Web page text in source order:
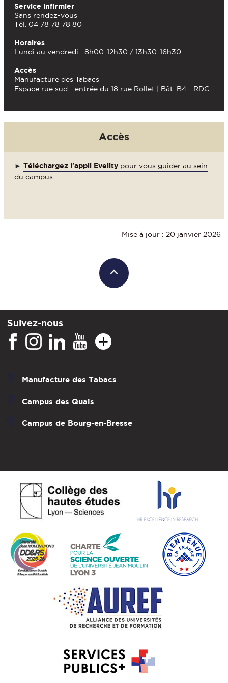
Service infirmier
Sans rendez-vous
Tél. 04 78 78 78 80
Horaires
Lundi au vendredi : 8h00-12h30 / 13h30-16h30
Accès
Manufacture des Tabacs
Espace rue sud - entrée du 18 rue Rollet | Bât. B4 - RDC
Accès
► Téléchargez l'appli Evelity pour vous guider au sein
du campus
Mise à jour : 20 janvier 2026
Suivez-nous
Manufacture des Tabacs
Campus des Quais
Campus de Bourg-en-Bresse